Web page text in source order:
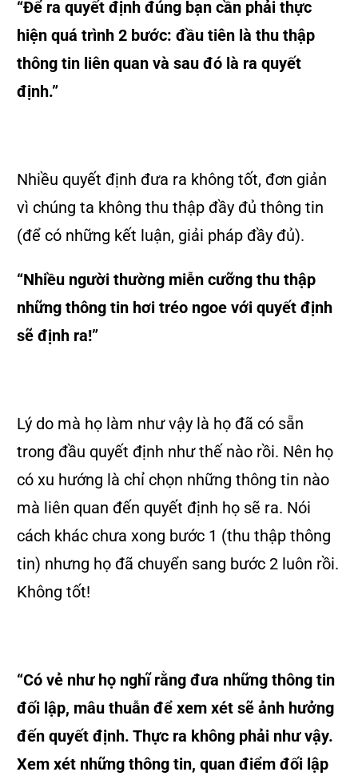
“Để ra quyết định đúng bạn cần phải thực
hiện quá trình 2 bước: đầu tiên là thu thập
thông tin liên quan và sau đó là ra quyết
định.”
Nhiều quyết định đưa ra không tốt, đơn giản
vì chúng ta không thu thập đầy đủ thông tin
(để có những kết luận, giải pháp đầy đủ).
“Nhiều người thường miễn cưỡng thu thập
những thông tin hơi tréo ngoe với quyết định
sẽ định ra!”
Lý do mà họ làm như vậy là họ đã có sẵn
trong đầu quyết định như thế nào rồi. Nên họ
có xu hướng là chỉ chọn những thông tin nào
mà liên quan đến quyết định họ sẽ ra. Nói
cách khác chưa xong bước 1 (thu thập thông
tin) nhưng họ đã chuyển sang bước 2 luôn rồi.
Không tốt!
“Có vẻ như họ nghĩ rằng đưa những thông tin
đối lập, mâu thuẫn để xem xét sẽ ảnh hưởng
đến quyết định. Thực ra không phải như vậy.
Xem xét những thông tin, quan điểm đối lập